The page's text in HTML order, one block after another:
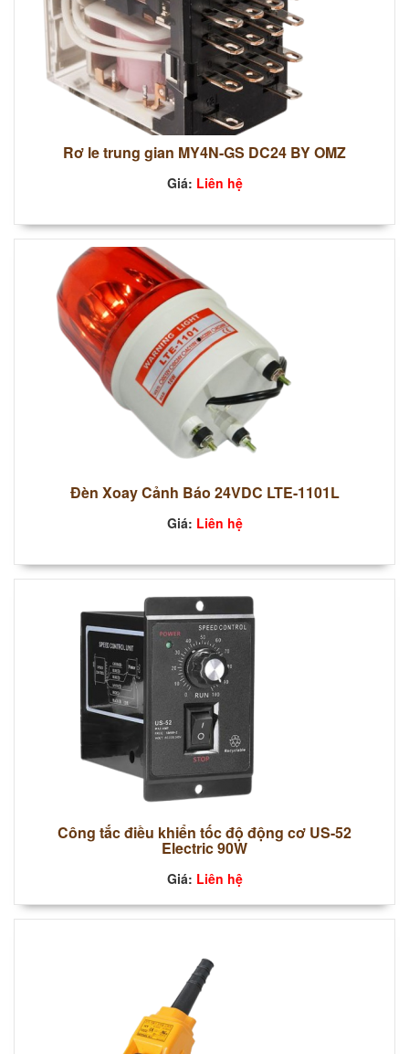
Rơ le trung gian MY4N-GS DC24 BY OMZ
Giá: Liên hệ
Đèn Xoay Cảnh Báo 24VDC LTE-1101L
Giá: Liên hệ
Công tắc điều khiển tốc độ động cơ US-52
Electric 90W
Giá: Liên hệ